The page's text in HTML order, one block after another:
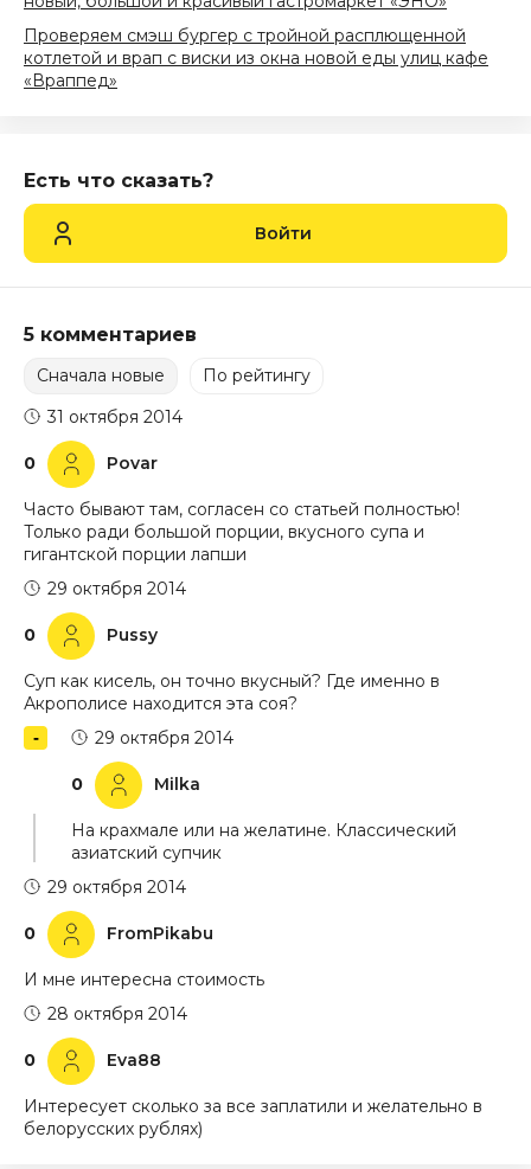
Проверяем смэш бургер с тройной расплющенной
котлетой и врап с виски из окна новой еды улиц кафе
«Враппед»
Есть что сказать?
Войти
5 комментариев
Сначала новые По рейтингу
0 Povar
31 октября 2014
Часто бывают там, согласен со статьей полностью!
Только ради большой порции, вкусного супа и
гигантской порции лапши
0 Pussy
29 октября 2014
Суп как кисель, он точно вкусный? Где именно в
Акрополисе находится эта соя?
0 Milka
29 октября 2014
На крахмале или на желатине. Классический
азиатский супчик
0 FromPikabu
29 октября 2014
И мне интересна стоимость
0 Eva88
28 октября 2014
Интересует сколько за все заплатили и желательно в
белорусских рублях)